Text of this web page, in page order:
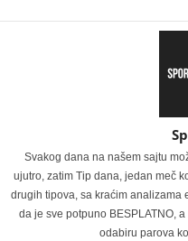
Svakog dana na našem sajtu
ujutro, zatim Tip dana, jedan meč
drugih tipova, sa kraćim analizama
da je sve potpuno BESPLATNO,
odabiru parova